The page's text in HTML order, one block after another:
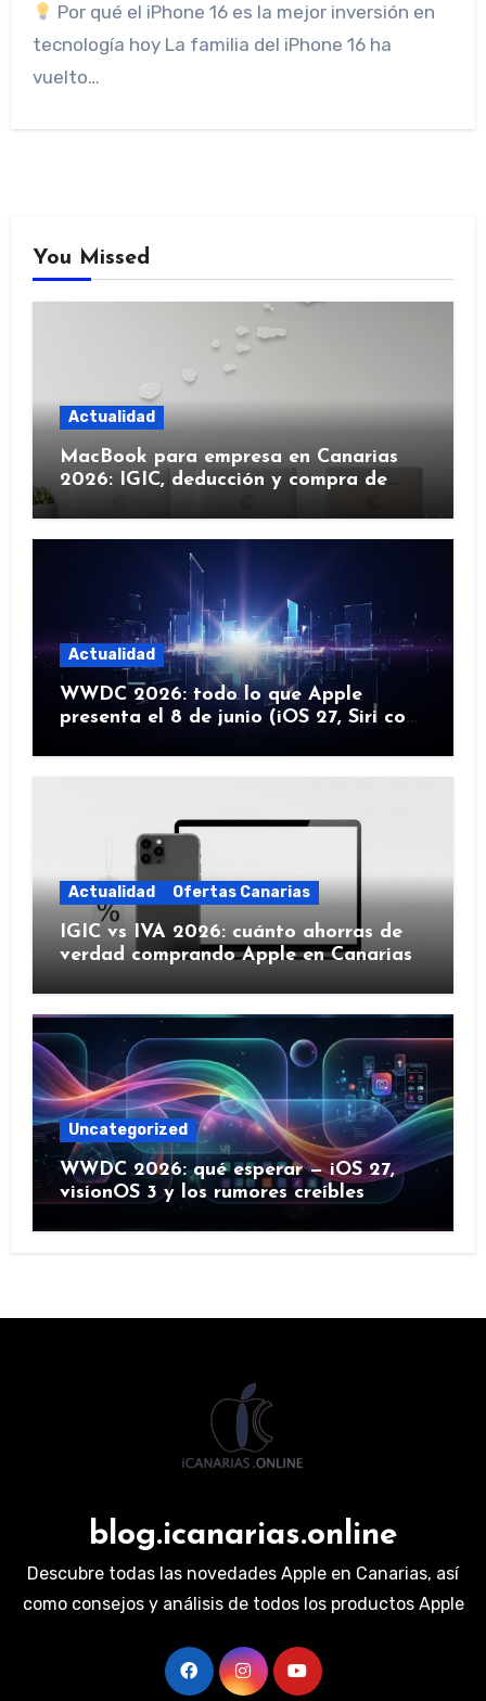
Por qué el iPhone 16 es la mejor inversión en
tecnología hoy La familia del iPhone 16 ha
vuelto…
You Missed
Actualidad
MacBook para empresa en Canarias
2026: IGIC, deducción y compra de
Actualidad
WWDC 2026: todo lo que Apple
presenta el 8 de junio (iOS 27, Siri con
Actualidad Ofertas Canarias
IGIC vs IVA 2026: cuánto ahorras de
verdad comprando Apple en Canarias
Uncategorized
WWDC 2026: qué esperar — iOS 27,
visionOS 3 y los rumores creíbles
blog.icanarias.online
Descubre todas las novedades Apple en Canarias, así
como consejos y análisis de todos los productos Apple